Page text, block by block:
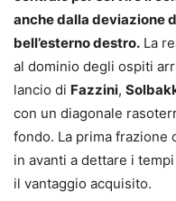
anche dalla deviazione
bell’esterno destro. La
al dominio degli ospiti
lancio di Fazzini,
con un diagonale
fondo. La prima frazione
in avanti a dettare i
il vantaggio acquisito.